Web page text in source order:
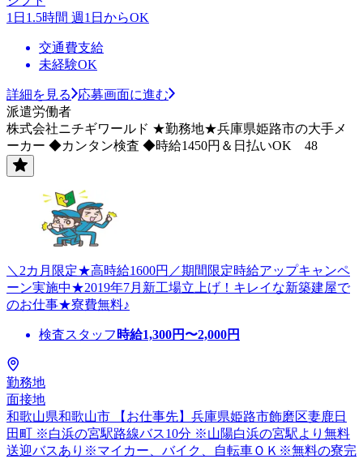
1日1.5時間 週1日からOK
交通費支給
未経験OK
詳細を見る
応募画面に進む
派遣労働者
株式会社ニチギワールド ★勤務地★兵庫県姫路市の大手メ
ーカー ◆カンタン検査 ◆時給1450円＆日払いOK 48
＼2カ月限定★高時給1600円／期間限定時給アップキャンペ
ーン実施中★2019年7月新工場立上げ！キレイな新築建屋で
のお仕事★寮費無料♪
検査スタッフ 時給1,300円〜2,000円
勤務地
面接地
和歌山県和歌山市 【お仕事先】兵庫県姫路市飾磨区妻鹿日
田町 ※白浜の宮駅路線バス10分 ※山陽白浜の宮駅より無料
送迎バスあり※マイカー、バイク、自転車ＯＫ※無料の寮完